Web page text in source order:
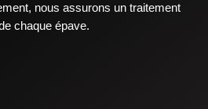
nous assurons un traitement
chaque épave.